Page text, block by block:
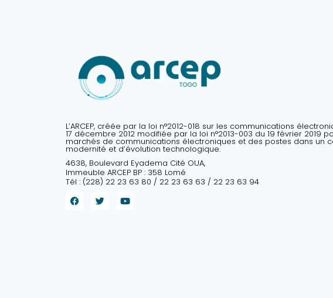
L’ARCEP, créée par la loi n°2012-018 sur les communications
17 décembre 2012 modifiée par la loi n°2013-003 du 19 février 2019
marchés de communications électroniques et des postes dans un
modernité et d’évolution technologique.
4638, Boulevard Eyadema Cité OUA,
Immeuble ARCEP BP : 358 Lomé
Tél : (228) 22 23 63 80 / 22 23 63 63 / 22 23 63 94